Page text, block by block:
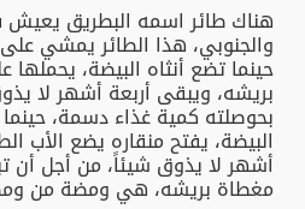
هناك طائر اسمه البطريق
والجنوبي، هذا الطائر يمشي على
حينما تضع أنثاه البيضة،
بريشه، ويبقى أربعة أشهر لا
بحوصلته كمية غذاء دسمة،
البيضة، يفتح منقاره يضع الأب
أشهر لا يذوق شيئاً، من أجل أن
مغطاة بريشه، هي ومضة من